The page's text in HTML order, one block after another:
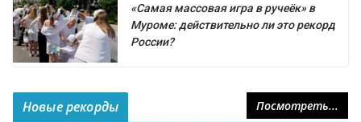
«Самая массовая игра в ручеёк» в
Муроме: действительно ли это рекорд
России?
Новые рекорды Посмотреть...